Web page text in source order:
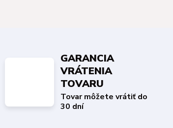
GARANCIA
VRÁTENIA
TOVARU
Tovar môžete vrátiť do
30 dní